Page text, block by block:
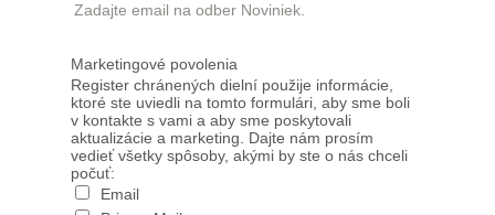
Zadajte email na odber Noviniek.
Marketingové povolenia
Register chránených dielní použije informácie,
ktoré ste uviedli na tomto formulári, aby sme boli
v kontakte s vami a aby sme poskytovali
aktualizácie a marketing. Dajte nám prosím
vedieť všetky spôsoby, akými by ste o nás chceli
počuť:
Email